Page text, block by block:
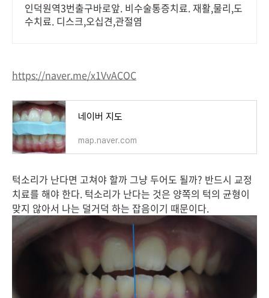
인덕원역3번출구바로앞. 비수술통증치료. 재활,물리,도
수치료. 디스크,오십견,관절염
https://naver.me/x1VvACOC
네이버 지도
map.naver.com
턱소리가 난다면 고쳐야 할까 그냥 두어도 될까? 반드시 교정
치료를 해야 한다. 턱소리가 난다는 것은 양쪽의 턱의 균형이
맞지 않아서 나는 덜거덕 하는 잡음이기 때문이다.